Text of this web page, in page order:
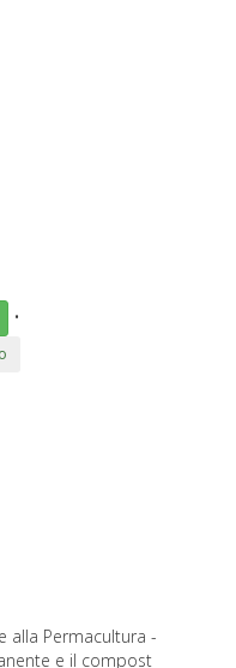
•
alla Permacultura -
e il compost